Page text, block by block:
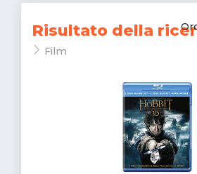
Risultato della
Film